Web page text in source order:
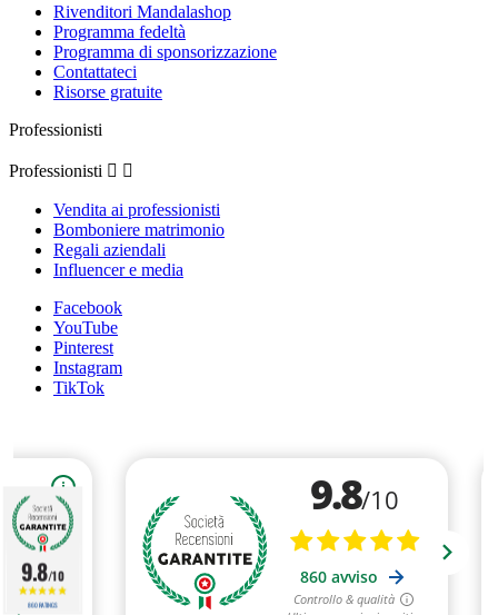
Rivenditori Mandalashop
Programma fedeltà
Programma di sponsorizzazione
Contattateci
Risorse gratuite
Professionisti
Professionisti  
Vendita ai professionisti
Bomboniere matrimonio
Regali aziendali
Influencer e media
Facebook
YouTube
Pinterest
Instagram
TikTok
9.8/10
860 RATINGS